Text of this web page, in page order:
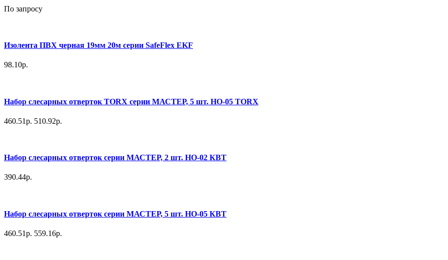
По запросу
Изолента ПВХ черная 19мм 20м серии SafeFlex EKF
98.10р.
Набор слесарных отверток TORX серии МАСТЕР, 5 шт. НО-05 TORX
460.51р. 510.92р.
Набор слесарных отверток серии МАСТЕР, 2 шт. НО-02 КВТ
390.44р.
Набор слесарных отверток серии МАСТЕР, 5 шт. НО-05 КВТ
460.51р. 559.16р.